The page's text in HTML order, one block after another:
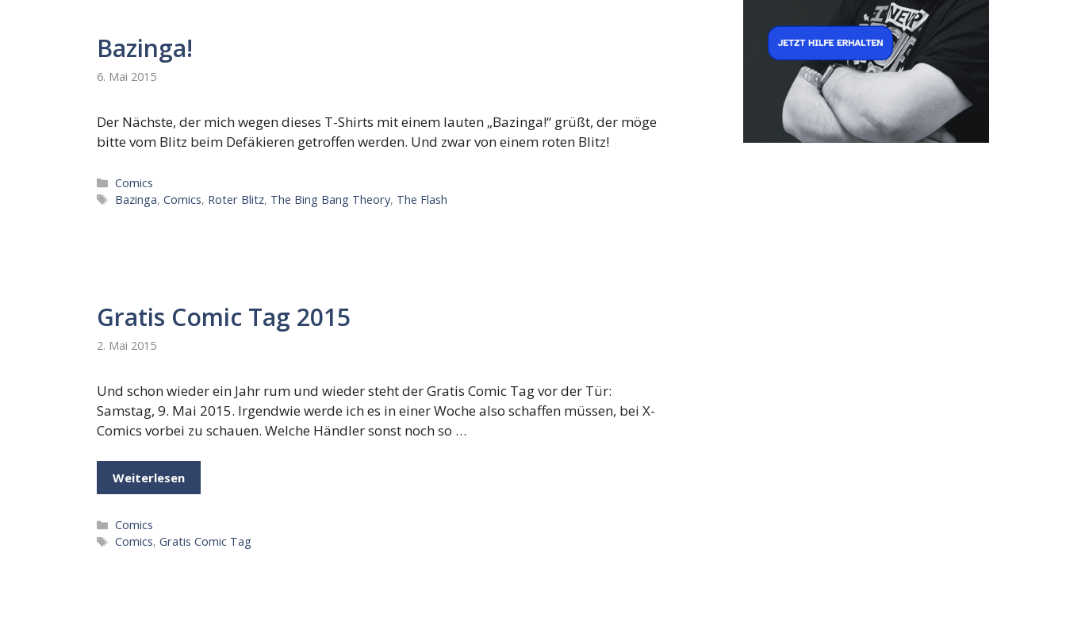
Bazinga!
6. Mai 2015
Der Nächste, der mich wegen dieses T-Shirts mit einem lauten „Bazinga!“ grüßt, der möge
bitte vom Blitz beim Defäkieren getroffen werden. Und zwar von einem roten Blitz!
Kategorien
Comics
Schlagwörter
Bazinga,Comics, Roter Blitz, The Bing Bang Theory, The Flash
Gratis Comic Tag 2015
2. Mai 2015
Und schon wieder ein Jahr rum und wieder steht der Gratis Comic Tag vor der Tür:
Samstag, 9. Mai 2015. Irgendwie werde ich es in einer Woche also schaffen müssen, bei X-
Comics vorbei zu schauen. Welche Händler sonst noch so …
Weiterlesen
Kategorien
Comics
Schlagwörter
Comics,Gratis Comic Tag